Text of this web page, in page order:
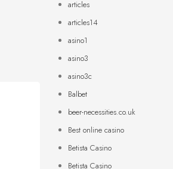
articles
articles14
asino1
asino3
asino3c
Balbet
beer-necessities.co.uk
Best online casino
Betista Casino
Betista Casino